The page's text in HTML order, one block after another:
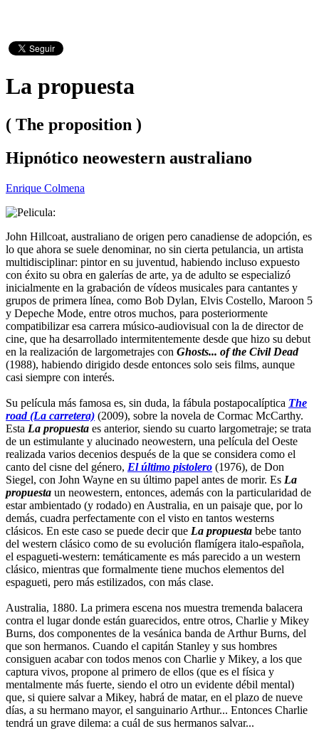
La propuesta
( The proposition )
Hipnótico neowestern australiano
Enrique Colmena
John Hillcoat, australiano de origen pero canadiense de adopción, es
lo que ahora se suele denominar, no sin cierta petulancia, un artista
multidisciplinar: pintor en su juventud, habiendo incluso expuesto
con éxito su obra en galerías de arte, ya de adulto se especializó
inicialmente en la grabación de vídeos musicales para cantantes y
grupos de primera línea, como Bob Dylan, Elvis Costello, Maroon 5
y Depeche Mode, entre otros muchos, para posteriormente
compatibilizar esa carrera músico-audiovisual con la de director de
cine, que ha desarrollado intermitentemente desde que hizo su debut
en la realización de largometrajes con Ghosts... of the Civil Dead
(1988), habiendo dirigido desde entonces solo seis films, aunque
casi siempre con interés.
Su película más famosa es, sin duda, la fábula postapocalíptica The
road (La carretera) (2009), sobre la novela de Cormac McCarthy.
Esta La propuesta es anterior, siendo su cuarto largometraje; se trata
de un estimulante y alucinado neowestern, una película del Oeste
realizada varios decenios después de la que se considera como el
canto del cisne del género, El último pistolero (1976), de Don
Siegel, con John Wayne en su último papel antes de morir. Es La
propuesta un neowestern, entonces, además con la particularidad de
estar ambientado (y rodado) en Australia, en un paisaje que, por lo
demás, cuadra perfectamente con el visto en tantos westerns
clásicos. En este caso se puede decir que La propuesta bebe tanto
del western clásico como de su evolución flamígera italo-española,
el espagueti-western: temáticamente es más parecido a un western
clásico, mientras que formalmente tiene muchos elementos del
espagueti, pero más estilizados, con más clase.
Australia, 1880. La primera escena nos muestra tremenda balacera
contra el lugar donde están guarecidos, entre otros, Charlie y Mikey
Burns, dos componentes de la vesánica banda de Arthur Burns, del
que son hermanos. Cuando el capitán Stanley y sus hombres
consiguen acabar con todos menos con Charlie y Mikey, a los que
captura vivos, propone al primero de ellos (que es el física y
mentalmente más fuerte, siendo el otro un evidente débil mental)
que, si quiere salvar a Mikey, habrá de matar, en el plazo de nueve
días, a su hermano mayor, el sanguinario Arthur... Entonces Charlie
tendrá un grave dilema: a cuál de sus hermanos salvar...